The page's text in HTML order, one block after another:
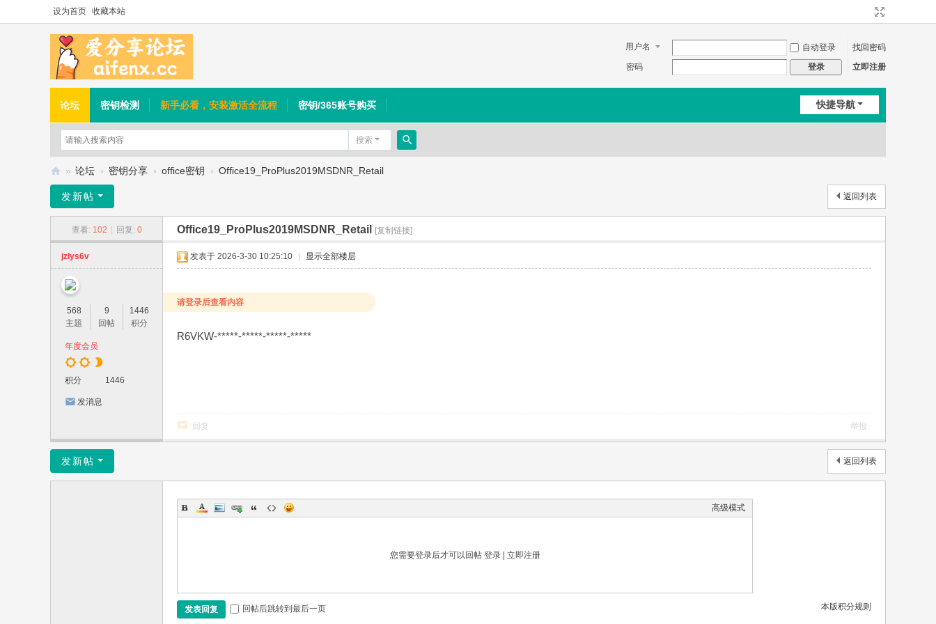
设为首页 收藏本站
用户名 自动登录
找回密码
密码
登录 立即注册
快捷导航
论坛 密钥检测 新手必看，安装激活全流程 密钥/365账号购买
搜索
搜
分
坛
» 论坛 › 密钥分享 › office密钥 › Office19_ProPlus2019MSDNR_Retail
返回列表
发新帖
查看: 102 回复: 0 Office19_ProPlus2019MSDNR_Retail [复制链接]
jzlys6v
568
主题
9
回帖
1446
积分
年度会员
积分 1446
发消息
发表于 2026-3-30 10:25:10 显示全部楼层
请登录后查看内容
R6VKW-*****-*****-*****-*****
回复 举报
返回列表
发新帖
高级模式
您需要登录后才可以回帖 登录| 立即注册
本版积分规则
发表回复 回帖后跳转到最后一页